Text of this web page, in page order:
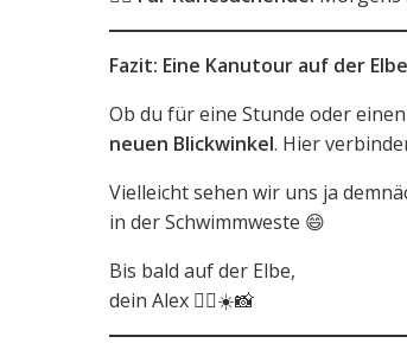
Fazit: Eine Kanutour auf der
Ob du für eine Stunde oder
neuen Blickwinkel. Hier
Vielleicht sehen wir uns ja
in der Schwimmweste 😄
Bis bald auf der Elbe,
dein Alex 🚣‍♂️☀️📸